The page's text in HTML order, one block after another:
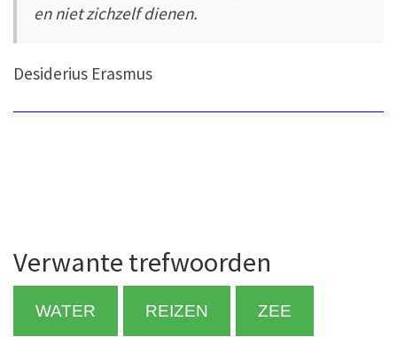
en niet zichzelf dienen.
Desiderius Erasmus
Verwante trefwoorden
WATER REIZEN ZEE